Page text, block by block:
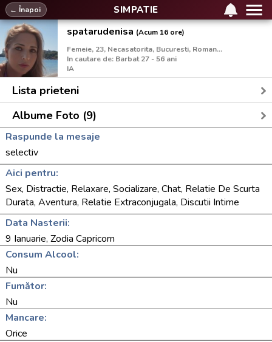
SIMPATIE
← Înapoi
spatarudenisa (Acum 16 ore)
Femeie, 23, Necasatorita, Bucuresti, Romania
In cautare de: Barbat 27 - 56 ani
IA
Lista prieteni
Albume Foto (9)
Raspunde la mesaje
selectiv
Aici pentru:
Sex, Distractie, Relaxare, Socializare, Chat, Relatie De Scurta
Durata, Aventura, Relatie Extraconjugala, Discutii Intime
Data Nasterii:
9 Ianuarie, Zodia Capricorn
Consum Alcool:
Nu
Fumător:
Nu
Mancare:
Orice